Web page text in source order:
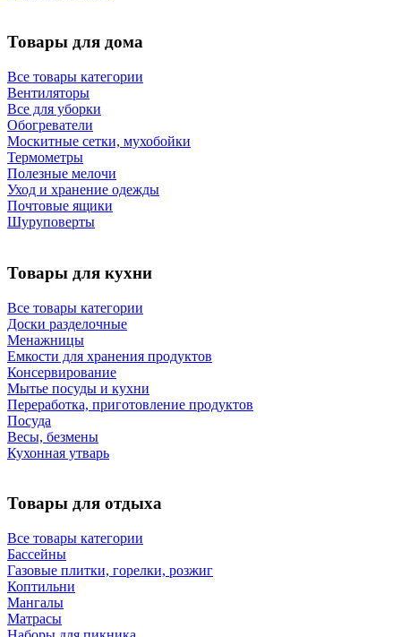
Товары для дома
Все товары категории
Вентиляторы
Все для уборки
Обогреватели
Москитные сетки, мухобойки
Термометры
Полезные мелочи
Уход и хранение одежды
Почтовые ящики
Шуруповерты
Товары для кухни
Все товары категории
Доски разделочные
Менажницы
Емкости для хранения продуктов
Консервирование
Мытье посуды и кухни
Переработка, приготовление продуктов
Посуда
Весы, безмены
Кухонная утварь
Товары для отдыха
Все товары категории
Бассейны
Газовые плитки, горелки, розжиг
Коптильни
Мангалы
Матрасы